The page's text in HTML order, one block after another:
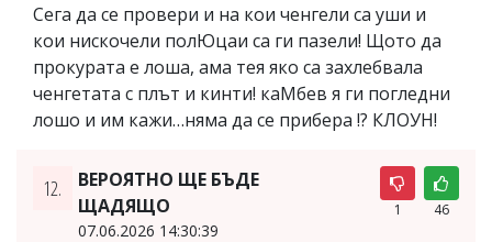
Сега да се провери и на кои ченгели са уши и
кои нискочели полЮцаи са ги пазели! Щото да
прокурата е лоша, ама тея яко са захлебвала
ченгетата с плът и кинти! каМбев я ги погледни
лошо и им кажи…няма да се прибера !? КЛОУН!
12.
ВЕРОЯТНО ЩЕ БЪДЕ
ЩАДЯЩО
07.06.2026 14:30:39
1 46